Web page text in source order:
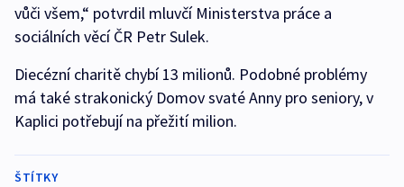
vůči všem,“ potvrdil mluvčí Ministerstva práce a
sociálních věcí ČR Petr Sulek.
Diecézní charitě chybí 13 milionů. Podobné problémy
má také strakonický Domov svaté Anny pro seniory, v
Kaplici potřebují na přežití milion.
ŠTÍTKY